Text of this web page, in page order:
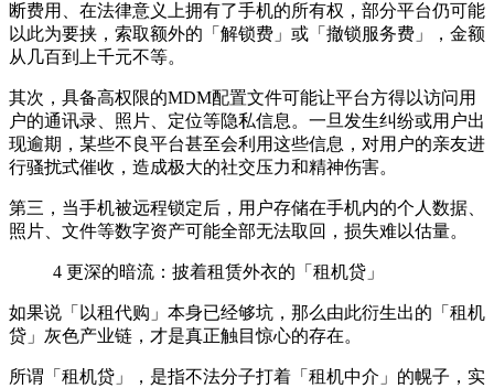
断费用、在法律意义上拥有了手机的所有权，部分平台仍可能
以此为要挟，索取额外的「解锁费」或「撤锁服务费」，金额
从几百到上千元不等。
其次，具备高权限的MDM配置文件可能让平台方得以访问用
户的通讯录、照片、定位等隐私信息。一旦发生纠纷或用户出
现逾期，某些不良平台甚至会利用这些信息，对用户的亲友进
行骚扰式催收，造成极大的社交压力和精神伤害。
第三，当手机被远程锁定后，用户存储在手机内的个人数据、
照片、文件等数字资产可能全部无法取回，损失难以估量。
4 更深的暗流：披着租赁外衣的「租机贷」
如果说「以租代购」本身已经够坑，那么由此衍生出的「租机
贷」灰色产业链，才是真正触目惊心的存在。
所谓「租机贷」，是指不法分子打着「租机中介」的幌子，实